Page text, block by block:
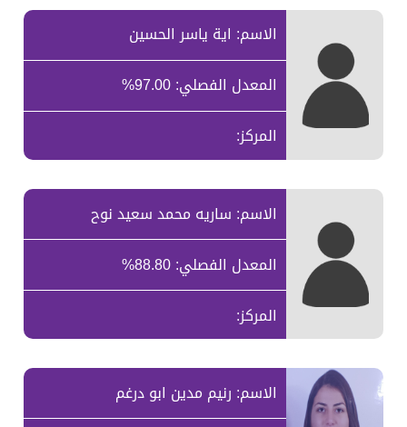
الاسم: اية ياسر الحسين
المعدل الفصلي: 97.00%
المركز:
الاسم: ساريه محمد سعيد نوح
المعدل الفصلي: 88.80%
المركز:
الاسم: رنيم مدين ابو درغم